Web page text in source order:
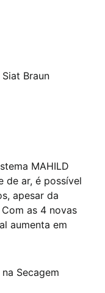
MAHILD
de ar, é possível
apesar da
as 4 novas
aumenta em